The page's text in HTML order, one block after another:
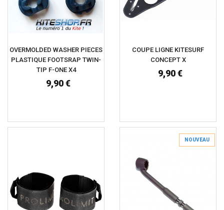
OVERMOLDED WASHER PIECES
PLASTIQUE FOOTSRAP TWIN-
TIP F-ONE X4
9,90 €
COUPE LIGNE KITESURF
CONCEPT X
9,90 €
NOUVEAU